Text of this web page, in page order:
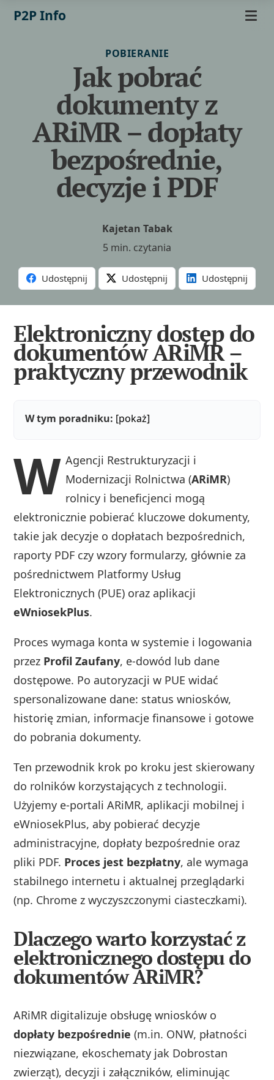
P2P Info
POBIERANIE
Jak pobrać
dokumenty z
ARiMR – dopłaty
bezpośrednie,
decyzje i PDF
Kajetan Tabak
5 min. czytania
Udostępnij Udostępnij Udostępnij
Elektroniczny dostęp do
dokumentów ARiMR –
praktyczny przewodnik
W tym poradniku: [pokaż]
W Agencji Restrukturyzacji i
Modernizacji Rolnictwa (ARiMR)
rolnicy i beneficjenci mogą
elektronicznie pobierać kluczowe dokumenty,
takie jak decyzje o dopłatach bezpośrednich,
raporty PDF czy wzory formularzy, głównie za
pośrednictwem Platformy Usług
Elektronicznych (PUE) oraz aplikacji
eWniosekPlus.
Proces wymaga konta w systemie i logowania
przez Profil Zaufany, e‑dowód lub dane
dostępowe. Po autoryzacji w PUE widać
spersonalizowane dane: status wniosków,
historię zmian, informacje finansowe i gotowe
do pobrania dokumenty.
Ten przewodnik krok po kroku jest skierowany
do rolników korzystających z technologii.
Użyjemy e‑portali ARiMR, aplikacji mobilnej i
eWniosekPlus, aby pobierać decyzje
administracyjne, dopłaty bezpośrednie oraz
pliki PDF. Proces jest bezpłatny, ale wymaga
stabilnego internetu i aktualnej przeglądarki
(np. Chrome z wyczyszczonymi ciasteczkami).
Dlaczego warto korzystać z
elektronicznego dostępu do
dokumentów ARiMR?
ARiMR digitalizuje obsługę wniosków o
dopłaty bezpośrednie (m.in. ONW, płatności
niezwiązane, ekoschematy jak Dobrostan
zwierząt), decyzji i załączników, eliminując